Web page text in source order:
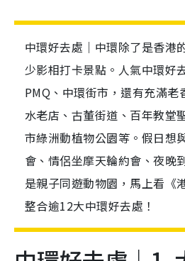
中環好去處｜中環除了是香港
少影相打卡景點。人氣中環好
PMQ、中環街市，還有充滿老
水老店、古董街道、百年教堂
市綠洲動植物公園等。假日想
會、情侶坐摩天輪約會、夜晚
是親子同遊動物園，馬上看《
整合逾12大中環好去處！